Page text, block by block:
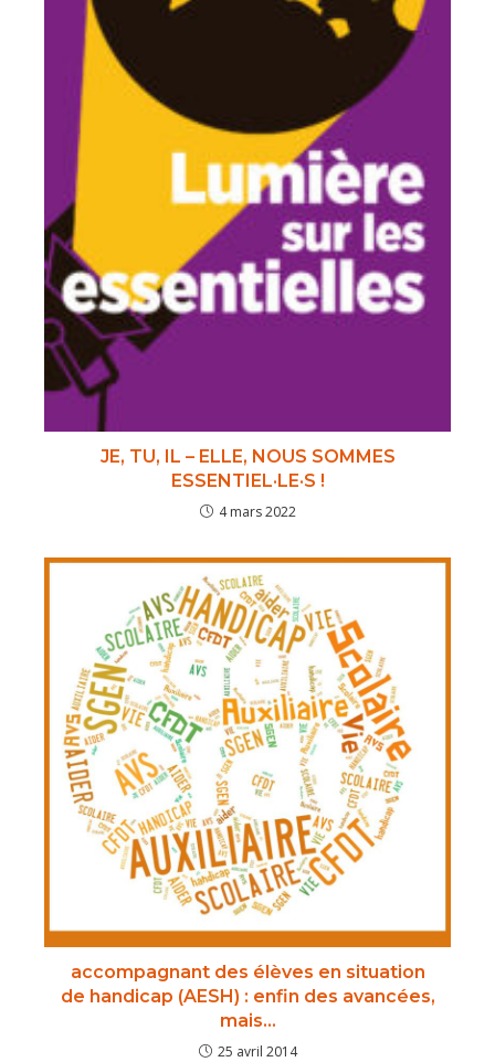
JE, TU, IL – ELLE, NOUS SOMMES
ESSENTIEL·LE·S !
4 mars 2022
accompagnant des élèves en situation
de handicap (AESH) : enfin des avancées,
mais…
25 avril 2014